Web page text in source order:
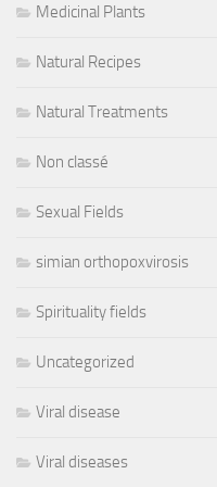
Medicinal Plants
Natural Recipes
Natural Treatments
Non classé
Sexual Fields
simian orthopoxvirosis
Spirituality fields
Uncategorized
Viral disease
Viral diseases